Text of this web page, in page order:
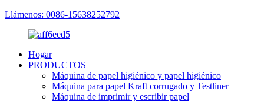
Llámenos: 0086-15638252792
Hogar
PRODUCTOS
Máquina de papel higiénico y papel higiénico
Máquina para papel Kraft corrugado y Testliner
Máquina de imprimir y escribir papel